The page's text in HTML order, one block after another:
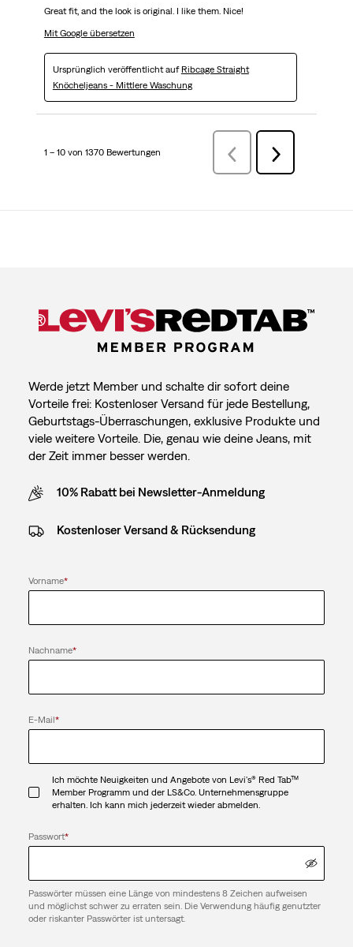
Great fit, and the look is original. I like them. Nice!
Mit Google übersetzen
Ursprünglich veröffentlicht auf Ribcage Straight
Knöcheljeans - Mittlere Waschung
1 – 10 von 1370 Bewertungen ZurückBewertungen
Weiter
Bewertungen
Werde jetzt Member und schalte dir sofort deine
Vorteile frei: Kostenloser Versand für jede Bestellung,
Geburtstags-Überraschungen, exklusive Produkte und
viele weitere Vorteile. Die, genau wie deine Jeans, mit
der Zeit immer besser werden.
10% Rabatt bei Newsletter-Anmeldung
Kostenloser Versand & Rücksendung
Vorname*
Nachname*
E-Mail*
Ich möchte Neuigkeiten und Angebote von Levi's® Red Tab™
Member Programm und der LS&Co. Unternehmensgruppe
erhalten. Ich kann mich jederzeit wieder abmelden.
Passwort*
Passwörter müssen eine Länge von mindestens 8 Zeichen aufweisen
und möglichst schwer zu erraten sein. Die Verwendung häufig genutzter
oder riskanter Passwörter ist untersagt.